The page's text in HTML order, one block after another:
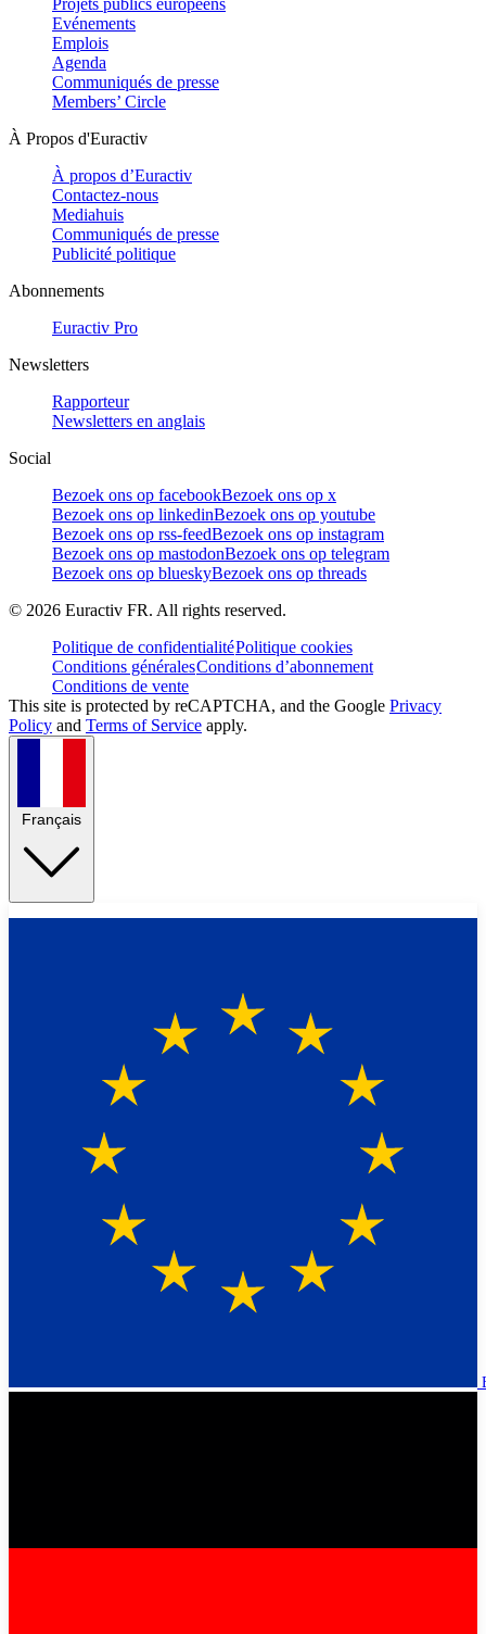
Projets publics européens
Evénements
Emplois
Agenda
Communiqués de presse
Members’ Circle
À Propos d'Euractiv
À propos d’Euractiv
Contactez-nous
Mediahuis
Communiqués de presse
Publicité politique
Abonnements
Euractiv Pro
Newsletters
Rapporteur
Newsletters en anglais
Social
Bezoek ons op facebookBezoek ons op x
Bezoek ons op linkedinBezoek ons op youtube
Bezoek ons op rss-feedBezoek ons op instagram
Bezoek ons op mastodonBezoek ons op telegram
Bezoek ons op blueskyBezoek ons op threads
© 2026 Euractiv FR. All rights reserved.
Politique de confidentialitéPolitique cookies
Conditions généralesConditions d’abonnement
Conditions de vente
This site is protected by reCAPTCHA, and the Google Privacy
Policy and Terms of Service apply.
Français